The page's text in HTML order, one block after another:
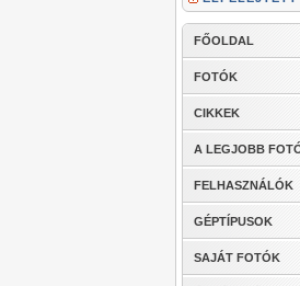
FŐOLDAL
FOTÓK
CIKKEK
A LEGJOBB
FELHASZNÁLÓK
GÉPTÍPUSOK
SAJÁT FOTÓK